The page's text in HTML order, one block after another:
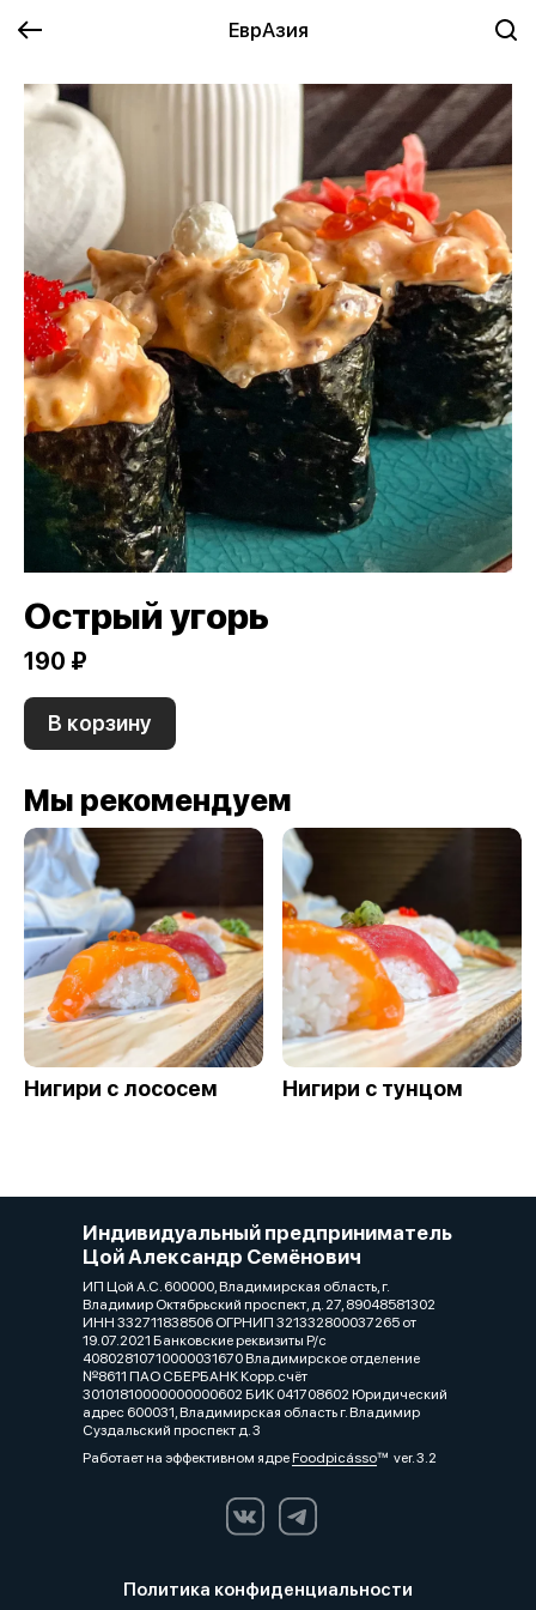
ЕврАзия
Острый угорь
190 ₽
В корзину
Мы рекомендуем
Нигири с лососем Нигири с тунцом
Индивидуальный предприниматель
Цой Александр Семёнович
ИП Цой А.С. 600000, Владимирская область, г.
Владимир Октябрьский проспект, д. 27, 89048581302
ИНН 332711838506 ОГРНИП 321332800037265 от
19.07.2021 Банковские реквизиты Р/с
40802810710000031670 Владимирское отделение
№8611 ПАО СБЕРБАНК Корр.счёт
30101810000000000602 БИК 041708602 Юридический
адрес 600031, Владимирская область г. Владимир
Суздальский проспект д. 3
Работает на эффективном ядреFoodpicássover. 3.2
Политика конфиденциальности